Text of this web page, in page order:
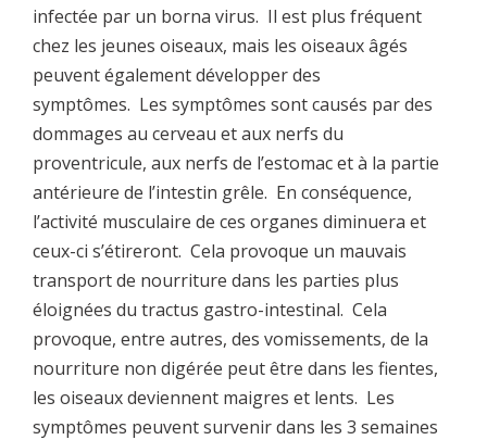
infectée par un borna virus. Il est plus fréquent
chez les jeunes oiseaux, mais les oiseaux âgés
peuvent également développer des
symptômes. Les symptômes sont causés par des
dommages au cerveau et aux nerfs du
proventricule, aux nerfs de l’estomac et à la partie
antérieure de l’intestin grêle. En conséquence,
l’activité musculaire de ces organes diminuera et
ceux-ci s’étireront. Cela provoque un mauvais
transport de nourriture dans les parties plus
éloignées du tractus gastro-intestinal. Cela
provoque, entre autres, des vomissements, de la
nourriture non digérée peut être dans les fientes,
les oiseaux deviennent maigres et lents. Les
symptômes peuvent survenir dans les 3 semaines